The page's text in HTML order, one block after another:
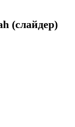
(слайдер)